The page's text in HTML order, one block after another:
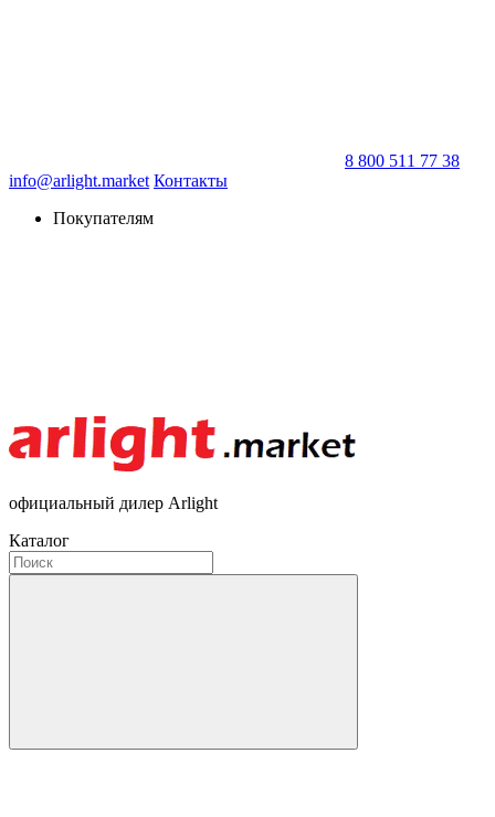
8 800 511 77 38
info@arlight.market Контакты
Покупателям
официальный дилер Arlight
Каталог